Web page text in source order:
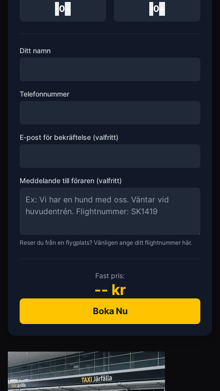
0 0
Ditt namn
Telefonnummer
E-post för bekräftelse (valfritt)
Meddelande till föraren (valfritt)
Reser du från en flygplats? Vänligen ange ditt flightnummer här.
Fast pris:
-- kr
Boka Nu